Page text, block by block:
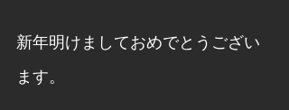
新年明けましておめでとうござい
ます。